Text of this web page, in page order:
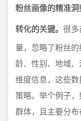
粉丝画像的精准
转化的关键。 很
量，忽略了粉丝
龄、性别、地域
维度信息，这些
策略。举个例子
群体，且主要分